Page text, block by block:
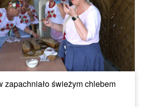
zapachniało świeżym chlebem